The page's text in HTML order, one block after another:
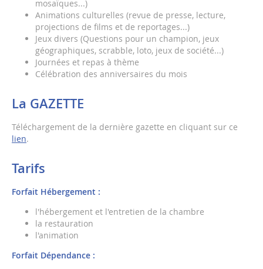
mosaïques...)
Animations culturelles (revue de presse, lecture,
projections de films et de reportages...)
Jeux divers (Questions pour un champion, jeux
géographiques, scrabble, loto, jeux de société...)
Journées et repas à thème
Célébration des anniversaires du mois
La GAZETTE
Téléchargement de la dernière gazette en cliquant sur ce
lien.
Tarifs
Forfait Hébergement :
l'hébergement et l'entretien de la chambre
la restauration
l'animation
Forfait Dépendance :